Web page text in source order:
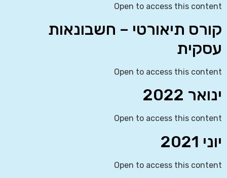
Open to access this content
קורס תיאורטי – חשבונאות
עסקית
Open to access this content
ינואר 2022
Open to access this content
יוני 2021
Open to access this content